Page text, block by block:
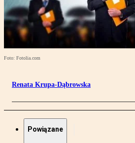
Foto: Fotolia.com
Renata Krupa-Dąbrowska
Powiązane